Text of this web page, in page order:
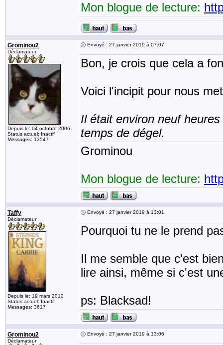
Mon blogue de lecture:
Grominou2
Déclamateur
Depuis le: 04 octobre 2006
Status actuel: Inactif
Messages: 13547
Envoyé : 27 janvier 2019 à 07:07
Bon, je crois que cela a
Voici l'incipit pour nous
Il était environ neuf
temps de dégel.
Grominou
Mon blogue de lecture:
Taffy
Déclamateur
Depuis le: 19 mars 2012
Status actuel: Inactif
Messages: 3617
Envoyé : 27 janvier 2019 à 13:01
Pourquoi tu ne le prend
Il me semble que c'est
lire ainsi, même si c'est
ps: Blacksad!
Grominou2
Déclamateur
Envoyé : 27 janvier 2019 à 13:06